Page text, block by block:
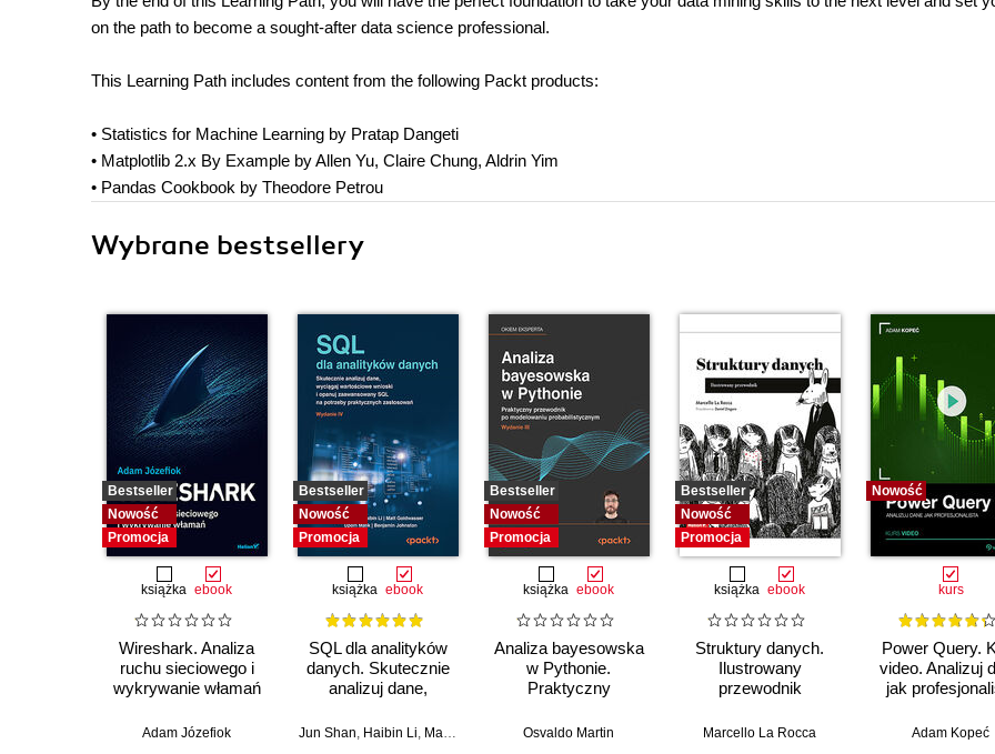
on the path to become a sought-after data science professional.
This Learning Path includes content from the following Packt products:
• Statistics for Machine Learning by Pratap Dangeti
• Matplotlib 2.x By Example by Allen Yu, Claire Chung, Aldrin Yim
• Pandas Cookbook by Theodore Petrou
Wybrane bestsellery
Bestseller
Nowość
Promocja
książka ebook
Wireshark. Analiza
ruchu sieciowego i
wykrywanie włamań
Adam Józefiok
Bestseller
Nowość
Promocja
książka ebook
SQL dla analityków
danych. Skutecznie
analizuj dane,
wartościowe wnioski i
Jun Shan, Haibin Li, Matt Goldwasser ,Upom Malik,Benjamin Johnston
Bestseller
Nowość
Promocja
książka ebook
Analiza bayesowska
w Pythonie.
Praktyczny
modelowaniu
Osvaldo Martin
Bestseller
Nowość
Promocja
książka ebook
Struktury danych.
Ilustrowany
przewodnik
Marcello La Rocca
Nowość
kurs
Power Query.
video. Analizuj
jak
Adam Kopeć